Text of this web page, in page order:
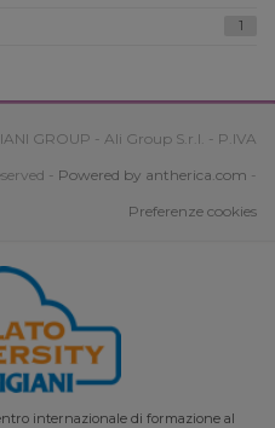
1
GROUP - Ali Group S.r.l. - P.IVA
- Powered by antherica.com -
Preferenze cookies
internazionale di formazione al